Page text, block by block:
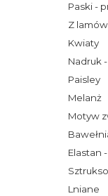
Paski -
Z
Kwiaty
Nadruk
Paisley
Melanż
Motyw
Elastan
Lniane